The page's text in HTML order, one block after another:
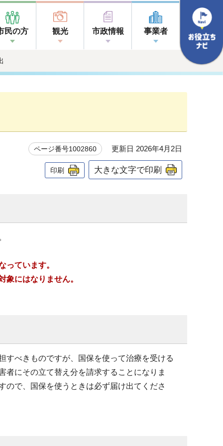
民の方 観光 市政情報 事業者
ページ番号1002860 更新日 2026年4月2日
印刷 大きな文字で印刷
っています。
象にはなりません。
すべきものですが、国保を使って治療を受ける
者にその立て替え分を請求することになりま
ので、国保を使うときは必ず届け出てくださ